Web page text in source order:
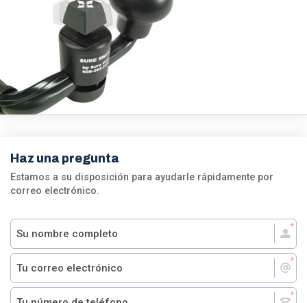
Haz una pregunta
Estamos a su disposición para ayudarle rápidamente por
correo electrónico.